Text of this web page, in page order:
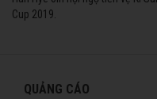
Cup 2019.
QUẢNG CÁO